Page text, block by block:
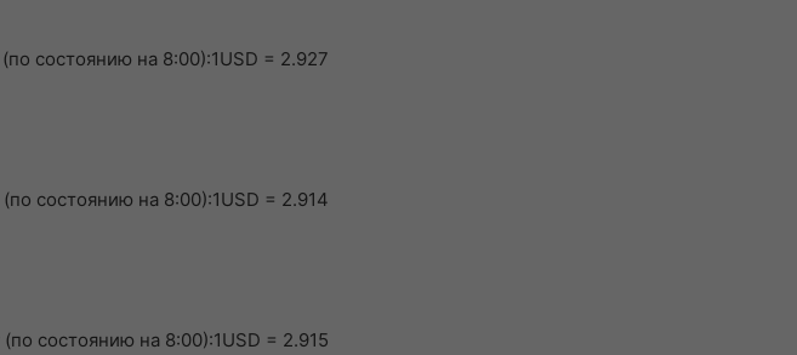
состоянию на 8:00):1USD = 2.927
состоянию на 8:00):1USD = 2.914
состоянию на 8:00):1USD = 2.915